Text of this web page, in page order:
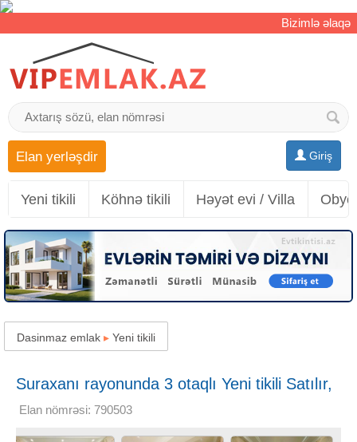
Bizimlə əlaqə
Giriş
Elan yerləşdir
Yeni tikili Köhnə tikili Həyət evi / Villa
Dasinmaz emlak ▸ Yeni tikili
Suraxanı rayonunda 3 otaqlı Yeni tikili Satılır,
85 m²
Elan nömrəsi: 790503